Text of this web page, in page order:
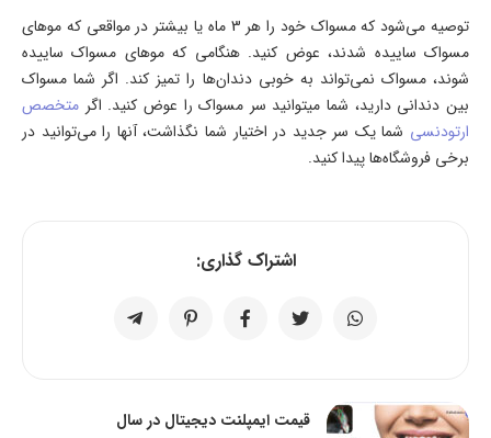
توصیه می­‌شود که مسواک خود را هر 3 ماه یا بیشتر در مواقعی که موهای
مسواک ساییده شدند، عوض کنید. هنگامی که موهای مسواک ساییده
شوند، مسواک نمی­‌تواند به خوبی دندان­‌ها را تمیز کند. اگر شما مسواک
بین دندانی دارید، شما می­توانید سر مسواک را عوض کنید. اگر متخصص
ارتودنسی شما یک سر جدید در اختیار شما نگذاشت، آنها را می­‌توانید در
برخی فروشگا­ه‌­ها پیدا کنید.
اشتراک گذاری:
قیمت ایمپلنت دیجیتال در سال